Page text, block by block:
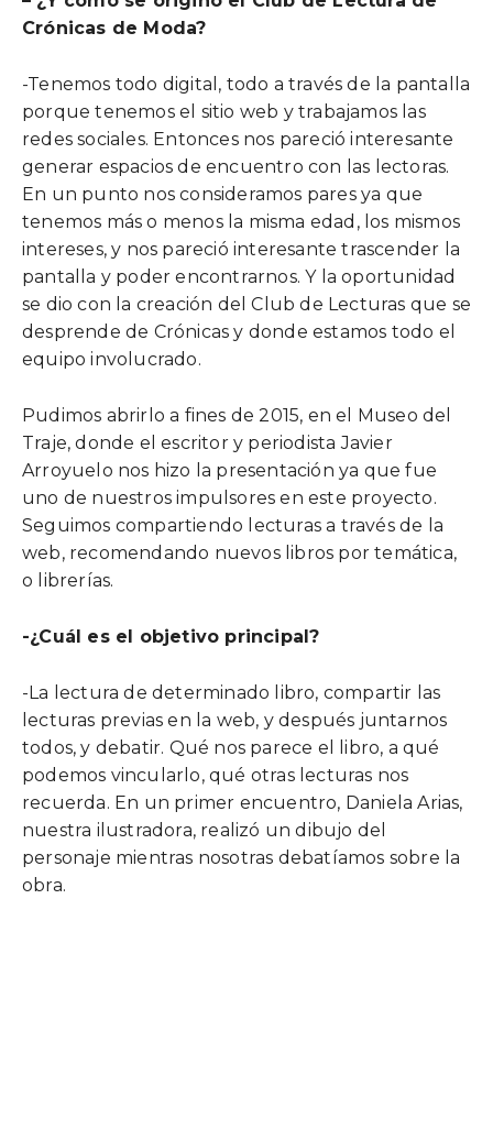
Crónicas de Moda?
-Tenemos todo digital, todo a través de la pantalla
porque tenemos el sitio web y trabajamos las
redes sociales. Entonces nos pareció interesante
generar espacios de encuentro con las lectoras.
En un punto nos consideramos pares ya que
tenemos más o menos la misma edad, los mismos
intereses, y nos pareció interesante trascender la
pantalla y poder encontrarnos. Y la oportunidad
se dio con la creación del Club de Lecturas que se
desprende de Crónicas y donde estamos todo el
equipo involucrado.
Pudimos abrirlo a fines de 2015, en el Museo del
Traje, donde el escritor y periodista Javier
Arroyuelo nos hizo la presentación ya que fue
uno de nuestros impulsores en este proyecto.
Seguimos compartiendo lecturas a través de la
web, recomendando nuevos libros por temática,
o librerías.
-¿Cuál es el objetivo principal?
-La lectura de determinado libro, compartir las
lecturas previas en la web, y después juntarnos
todos, y debatir. Qué nos parece el libro, a qué
podemos vincularlo, qué otras lecturas nos
recuerda. En un primer encuentro, Daniela Arias,
nuestra ilustradora, realizó un dibujo del
personaje mientras nosotras debatíamos sobre la
obra.